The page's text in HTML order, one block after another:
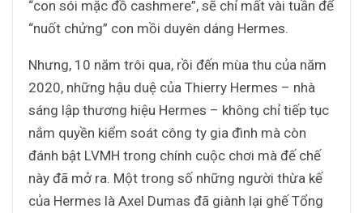
“con sói mặc đồ cashmere”, sẽ chỉ mất vài tuần để
“nuốt chửng” con mồi duyên dáng Hermes.
Nhưng, 10 năm trôi qua, rồi đến mùa thu của năm
2020, những hậu duệ của Thierry Hermes – nhà
sáng lập thương hiệu Hermes – không chỉ tiếp tục
nắm quyền kiểm soát công ty gia đình mà còn
đánh bật LVMH trong chính cuộc chơi mà đế chế
này đã mở ra. Một trong số những người thừa kế
của Hermes là Axel Dumas đã giành lại ghế Tổng